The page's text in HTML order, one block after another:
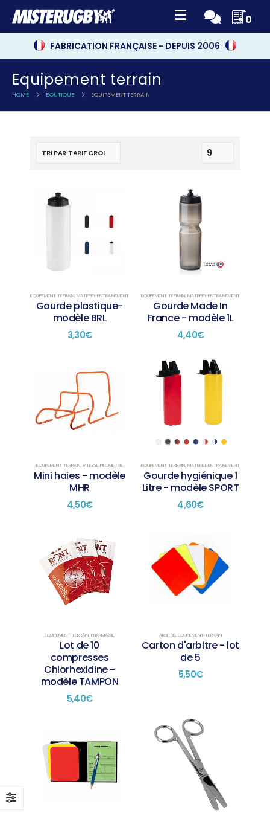
0
FABRICATION FRANÇAISE - DEPUIS 2006
Equipement terrain
HOME BOUTIQUE EQUIPEMENT TERRAIN
EQUIPEMENT TERRAIN, MATERIEL ENTRAINEMENT
Gourde plastique-
modèle BRL
3,30€
EQUIPEMENT TERRAIN, MATERIEL ENTRAINEMENT
Gourde Made In
France - modèle 1L
4,40€
EQUIPEMENT TERRAIN, VITESSE PILOMETRIE
Mini haies - modèle
MHR
4,50€
EQUIPEMENT TERRAIN, MATERIEL ENTRAINEMENT
Gourde hygiénique 1
Litre - modèle SPORT
4,60€
EQUIPEMENT TERRAIN, PHARMACIE
Lot de 10
compresses
Chlorhexidine -
modèle TAMPON
5,40€
ARBITRE, EQUIPEMENT TERRAIN
Carton d'arbitre - lot
de 5
5,50€